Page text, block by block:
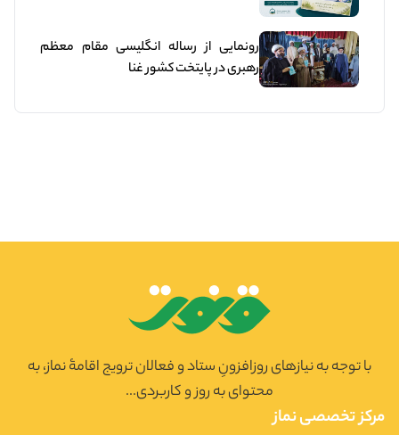
رونمایی از رساله انگلیسی مقام معظم
رهبری در پایتخت کشور غنا
با توجه به نیازهای روزافزونِ ستاد و فعالان ترویج اقامۀ نماز، به
محتوای به روز و کاربردی...
مرکز تخصصی نماز